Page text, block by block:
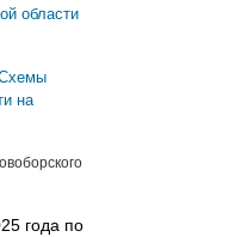
области
на
года по